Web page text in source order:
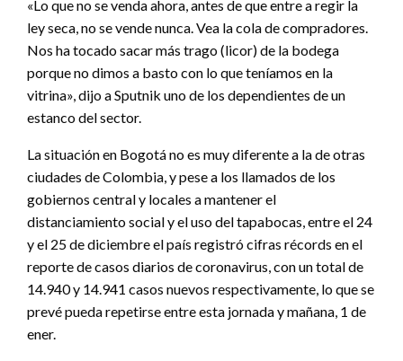
«Lo que no se venda ahora, antes de que entre a regir la
ley seca, no se vende nunca. Vea la cola de compradores.
Nos ha tocado sacar más trago (licor) de la bodega
porque no dimos a basto con lo que teníamos en la
vitrina», dijo a Sputnik uno de los dependientes de un
estanco del sector.
La situación en Bogotá no es muy diferente a la de otras
ciudades de Colombia, y pese a los llamados de los
gobiernos central y locales a mantener el
distanciamiento social y el uso del tapabocas, entre el 24
y el 25 de diciembre el país registró cifras récords en el
reporte de casos diarios de coronavirus, con un total de
14.940 y 14.941 casos nuevos respectivamente, lo que se
prevé pueda repetirse entre esta jornada y mañana, 1 de
ener.